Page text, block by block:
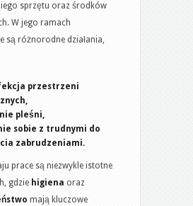
sprzętu oraz środków
W jego ramach
są różnorodne działania,
przestrzeni
pleśni,
sobie z trudnymi do
zabrudzeniami.
prace są niezwykle istotne
gdzie higiena oraz
mają kluczowe